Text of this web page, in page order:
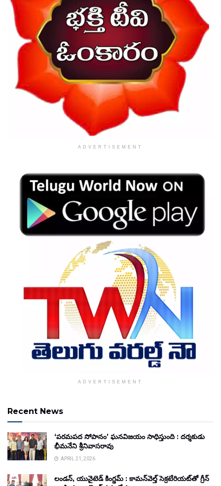
ADVERTISEMENT
ADVERTISEMENT
Recent News
‘పరమపద సోపానం’ ఘనవిజయం సాధిస్తుంది : దర్శకుడు
భీమనేని శ్రీనివాసరావు
APRIL 21, 2026
లండన్, యునైటెడ్ కింగ్డమ్ : కామన్‌వెల్త్ సెక్రటేరియట్‌తో గ్రీన్